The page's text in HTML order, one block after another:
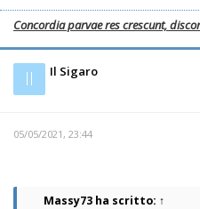
Concordia parvae res crescunt,
Il Il Sigaro
05/05/2021, 23:44
Massy73 ha scritto: ↑